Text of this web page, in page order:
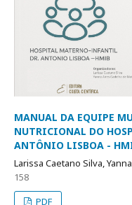
MANUAL DA EQUIPE
NUTRICIONAL DO
ANTÔNIO LISBOA -
Larissa Caetano Silva,
158
PDF